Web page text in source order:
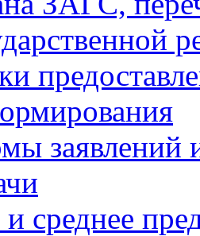
заявлений
среднее